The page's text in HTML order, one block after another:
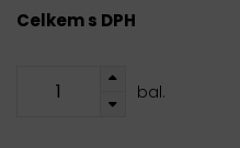
Celkem s DPH
bal.